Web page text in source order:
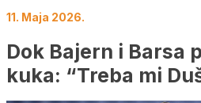
11. Maja 2026.
Dok Bajern i Barsa
kuka: “Treba mi